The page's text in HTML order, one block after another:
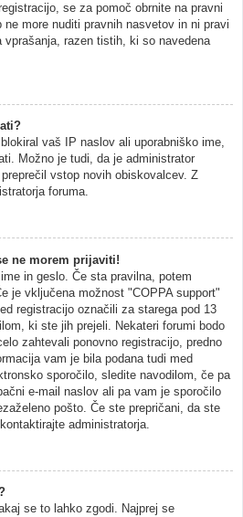
se za pomoč obrnite na pravni
more nuditi pravnih nasvetov in ni pravi
razen tistih, ki so navedena
vaš IP naslov ali uporabniško ime,
Možno je tudi, da je administrator
vstop novih obiskovalcev. Z
foruma.
ne morem prijaviti!
in geslo. Če sta pravilna, potem
je vključena možnost "COPPA support"
registracijo označili za starega pod 13
ki ste jih prejeli. Nekateri forumi bodo
zahtevali ponovno registracijo, predno
vam je bila podana tudi med
sporočilo, sledite navodilom, če pa
e-mail naslov ali pa vam je sporočilo
pošto. Če ste prepričani, da ste
administratorja.
se to lahko zgodi. Najprej se